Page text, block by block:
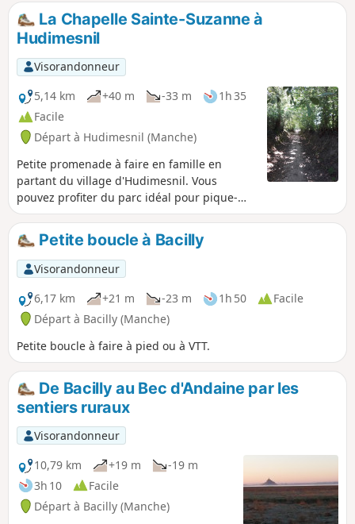
La Chapelle Sainte-Suzanne à
Hudimesnil
Visorandonneur
5,14 km
+40 m -33 m
1h 35
Facile
Départ à Hudimesnil (Manche)
Petite promenade à faire en famille en
partant du village d'Hudimesnil. Vous
pouvez profiter du parc idéal pour pique-
niquer avec les plans d'eau et les jeux pour
enfants.Petite boucle à Bacilly
Visorandonneur
6,17 km
+21 m -23 m 1h 50
Facile
Départ à Bacilly (Manche)
Petite boucle à faire à pied ou à VTT.
De Bacilly au Bec d'Andaine par les
sentiers ruraux
Visorandonneur
10,79 km
+19 m
-19 m
3h 10
Facile
Départ à Bacilly (Manche)